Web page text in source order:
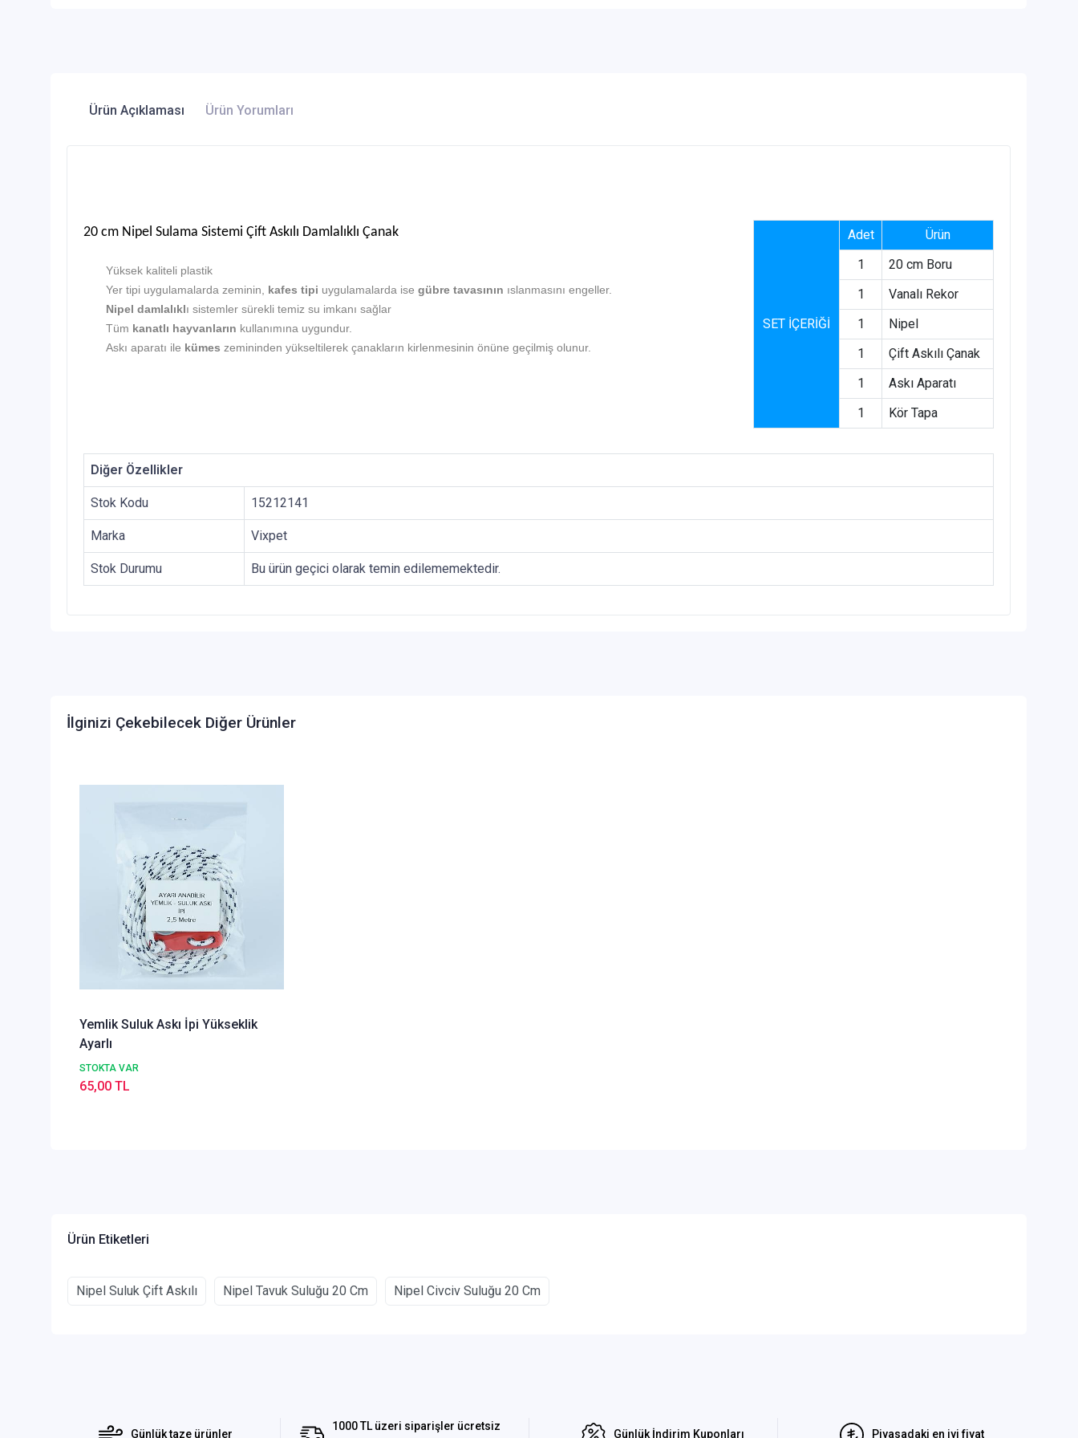
Ürün Açıklaması Ürün Yorumları
SET İÇERİĞİ
Adet
Ürün
1
20 cm Boru
1
Vanalı Rekor
1
Nipel
1
Çift Askılı Çanak
1
Askı Aparatı
1
Kör Tapa
20 cm Nipel Sulama Sistemi Çift Askılı Damlalıklı Çanak
Yüksek kaliteli plastik
Yer tipi uygulamalarda zeminin, kafes tipi uygulamalarda ise gübre tavasının ıslanmasını engeller.
Nipel damlalıklı sistemler sürekli temiz su imkanı sağlar
Tüm kanatlı hayvanların kullanımına uygundur.
Askı aparatı ile kümes zemininden yükseltilerek çanakların kirlenmesinin önüne geçilmiş olunur.
Diğer Özellikler
Stok Kodu 15212141
Marka Vixpet
Stok Durumu Bu ürün geçici olarak temin edilememektedir.
İlginizi Çekebilecek Diğer Ürünler
Yemlik Suluk Askı İpi Yükseklik
Ayarlı
STOKTA VAR
65,00 TL
Ürün Etiketleri
Nipel Suluk Çift Askılı Nipel Tavuk Suluğu 20 Cm Nipel Civciv Suluğu 20 Cm
Günlük taze ürünler
1000 TL üzeri siparişler ücretsiz
Günlük İndirim Kuponları Piyasadaki en iyi fiyat